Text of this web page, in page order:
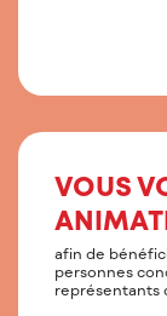
VOUS
afin de
personnes
représentants